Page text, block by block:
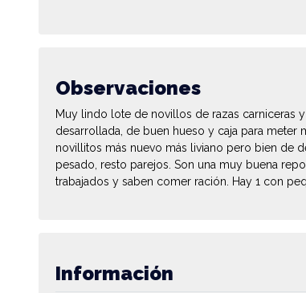
Observaciones
Muy lindo lote de novillos de razas carniceras
desarrollada, de buen hueso y caja para
novillitos más nuevo más liviano pero bien de
pesado, resto parejos. Son una muy buena
trabajados y saben comer ración. Hay 1 con
Información